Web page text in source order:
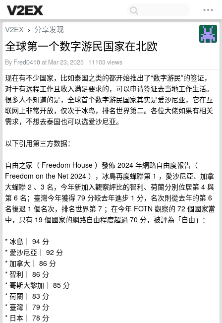
V2EX › 分享发现
全球第一个数字游民国家在北欧
By Fred0410at Mar 23, 2025 · 11103 views
现在有不少国家，比如泰国之类的都开始推出了“数字游民”的签证，
对于有远程工作且收入满足要求的，可以申请签证去当地工作生活。
很多人不知道的是，全球首个数字游民国家其实是爱沙尼亚，它在互
联网上非常开放，仅次于冰岛，排名世界第二。各位大佬如果有相关
需求，不想去泰国也可以选爱沙尼亚。
以下引用第三方数据：
自由之家（ Freedom House ）發佈 2024 年網路自由度報告（
Freedom on the Net 2024 ），冰島再度蟬聯第 1 ，愛沙尼亞、加拿
大蟬聯 2 、3 名，今年新加入觀察評比的智利、荷蘭分別位居第 4 與
第 6 名；臺灣今年獲得 79 分較去年進步 1 分，名次則從去年的第 6
名後退 1 個名次，排名世界第 7 ；在今年 FOTN 觀察的 72 個國家當
中，只有 19 個國家的網路自由程度超過 70 分，被評為「自由」：
* 冰島｜ 94 分
* 愛沙尼亞｜ 92 分
* 加拿大｜ 86 分
* 智利｜ 86 分
* 哥斯大黎加｜ 85 分
* 荷蘭｜ 83 分
* 臺灣｜ 79 分
* 日本｜ 78 分